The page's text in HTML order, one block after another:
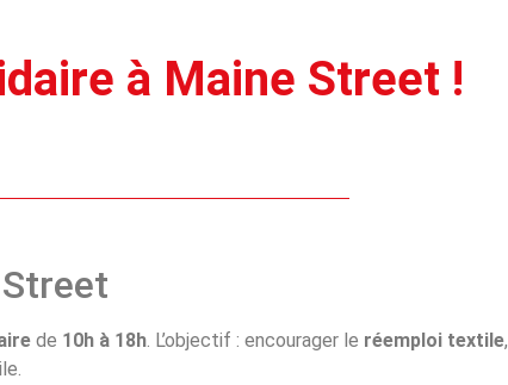
à Maine Street !
de 10h à 18h. L’objectif : encourager le réemploi textile,